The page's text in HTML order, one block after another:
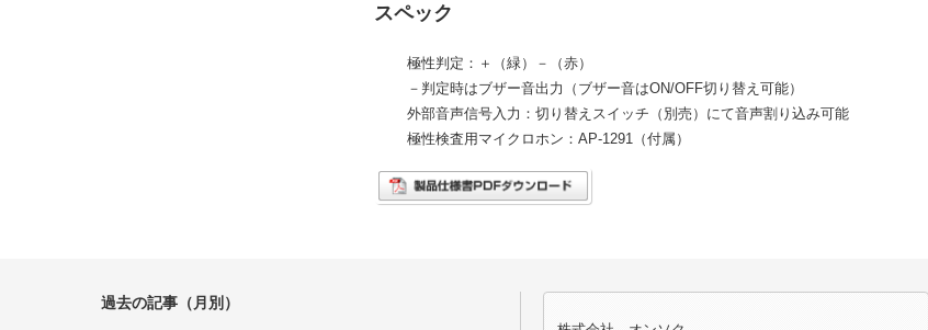
スペック
極性判定：＋（緑）－（赤）
－判定時はブザー音出力（ブザー音はON/OFF切り替え可能）
外部音声信号入力：切り替えスイッチ（別売）にて音声割り込み可能
極性検査用マイクロホン：AP-1291（付属）
過去の記事（月別）